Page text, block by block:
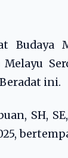
Budaya
ini.
SH,